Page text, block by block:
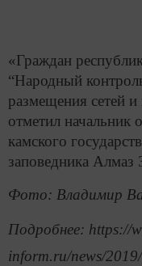
«Граждан
“Народный
размещения сетей
отметил начальник
камского
заповедника Алмаз
Фото: Владимир
Подробнее: https://
inform.ru/news/